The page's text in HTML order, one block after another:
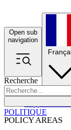
Open sub
navigation
Recherche
POLICY AREAS
POLITIQUE